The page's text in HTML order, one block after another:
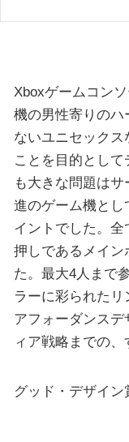
Xboxゲームコン
機の男性寄りの
ないユニセック
ことを目的とし
も大きな問題は
進のゲーム機と
イントでした。
押しであるメイン
た。最大4人まで
ラーに彩られた
アフォーダンス
ィア戦略までの、
グッド・デザイン